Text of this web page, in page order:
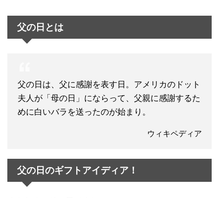
父の日とは
父の日は、父に感謝を表す日。アメリカのドット
夫人が「母の日」にならって、父親に感謝するた
めに白いバラを送ったのが始まり。
ウィキペディア
父の日のギフトアイディア！